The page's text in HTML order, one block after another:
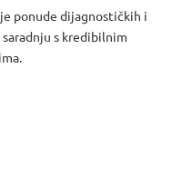
ponude dijagnostičkih i
s kredibilnim